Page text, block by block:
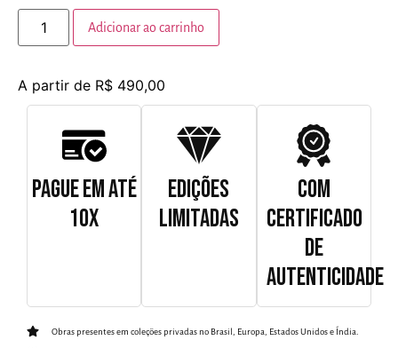
Adicionar ao carrinho
A partir de R$ 490,00
PAGUE EM ATÉ
10X
EDIÇÕES
LIMITADAS
COM
CERTIFICADO
DE
AUTENTICIDADE
Obras presentes em coleções privadas no Brasil, Europa, Estados Unidos e Índia.